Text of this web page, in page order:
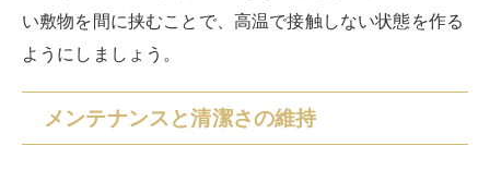
い敷物を間に挟むことで、高温で接触しない状態を作る
ようにしましょう。
メンテナンスと清潔さの維持